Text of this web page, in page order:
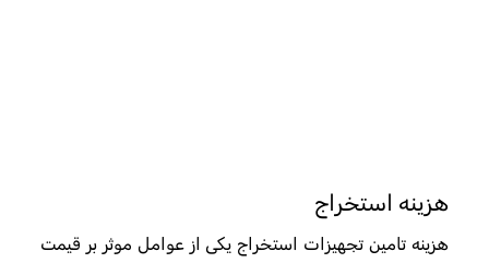
هزینه استخراج
هزینه تامین تجهیزات استخراج یکی از عوامل موثر بر قیمت